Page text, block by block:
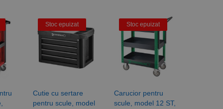
Stoc epuizat
Cutie cu sertare
pentru scule, model
Stoc epuizat
Carucior pentru
scule, model 12 ST,
ului, dar un bun
utilizator între
- care este o
frecvent utilizat.
prin colectarea
date privind